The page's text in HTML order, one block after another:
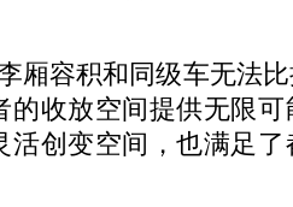
厢容积和同级车无法
的收放空间提供无限
活创变空间，也满足